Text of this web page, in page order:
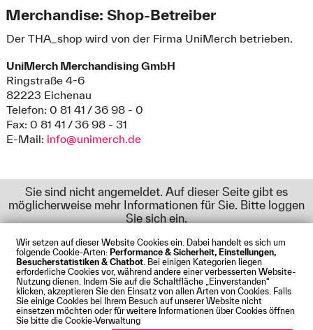
Wir setzen auf dieser Website Cookies ein. Dabei handelt es sich um
folgende Cookie-Arten: Performance & Sicherheit, Einstellungen,
Besucherstatistiken & Chatbot . Bei einigen Kategorien liegen
erforderliche Cookies vor, während andere einer verbesserten Website-
Nutzung dienen. Indem Sie auf die Schaltfläche „Einverstanden“
klicken, akzeptieren Sie den Einsatz von allen Arten von Cookies. Falls
Sie einige Cookies bei Ihrem Besuch auf unserer Website nicht
einsetzen möchten oder für weitere Informationen über Cookies öffnen
Sie bitte die Cookie-Verwaltung
Merchandise: Shop-Betreiber
Der THA_shop wird von der Firma UniMerch betrieben.
UniMerch Merchandising GmbH
Ringstraße 4-6
82223 Eichenau
Telefon: 0 81 41 / 36 98 - 0
Fax: 0 81 41 / 36 98 - 31
E-Mail: info@unimerch.de
Sie sind nicht angemeldet. Auf dieser Seite gibt es
möglicherweise mehr Informationen für Sie. Bitte loggen
Sie sich ein.
Impressum Datenschutz Cookies
Barrierefreiheit
Kontakt Presse Anfahrt Intranet Webmail
© Technische Hochschule Augsburg